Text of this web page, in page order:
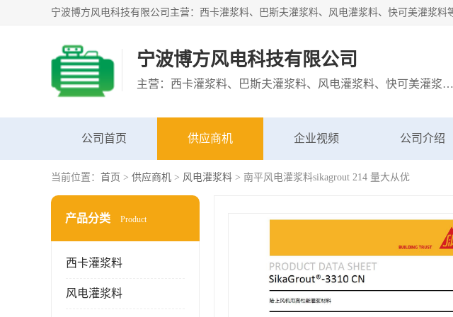
宁波博方风电科技有限公司
主营：西卡灌浆料、巴斯夫灌浆料、风电灌浆料、快可美灌浆料等产品
公司首页 供应商机 企业视频 公司介绍
当前位置： 首页 > 供应商机 > 风电灌浆料 > 南平风电灌浆料sikagrout 214 量大从优
产品分类 Product
西卡灌浆料
风电灌浆料